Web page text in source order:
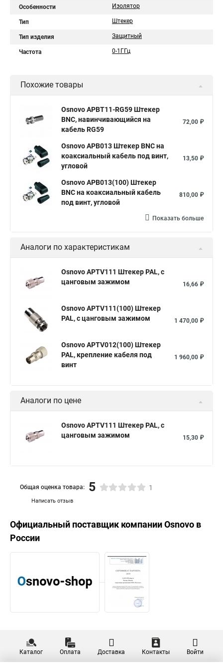
Особенности Изолятор
Тип Штекер
Тип изделия Защитный
Частота 0-1ГГц
Похожие товары
Osnovo APBT11-RG59 Штекер
BNC, навинчивающийся на
кабель RG59
72,00 ₽
Osnovo APB013 Штекер BNC на
коаксиальный кабель под винт,
угловой
13,50 ₽
Osnovo APB013(100) Штекер
BNC на коаксиальный кабель
под винт, угловой
810,00 ₽
Показать больше
Аналоги по характеристикам
Osnovo APTV111 Штекер PAL, с
цанговым зажимом
16,66 ₽
Osnovo APTV111(100) Штекер
PAL, с цанговым зажимом
1 470,00 ₽
Osnovo APTV012(100) Штекер
PAL, крепление кабеля под
винт
1 960,00 ₽
Аналоги по цене
Osnovo APTV111 Штекер PAL, с
цанговым зажимом
15,30 ₽
Написать отзыв
Общая оценка товара: 5 1
Официальный поставщик компанииOsnovo в
России
Каталог Оплата Доставка Контакты Войти